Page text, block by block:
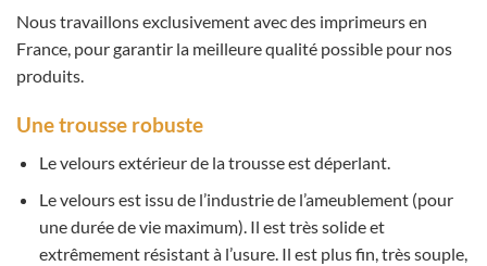
Nous travaillons exclusivement avec des imprimeurs en
France, pour garantir la meilleure qualité possible pour nos
produits.
Une trousse robuste
Le velours extérieur de la trousse est déperlant.
Le velours est issu de l’industrie de l’ameublement (pour
une durée de vie maximum). Il est très solide et
extrêmement résistant à l’usure. Il est plus fin, très souple,